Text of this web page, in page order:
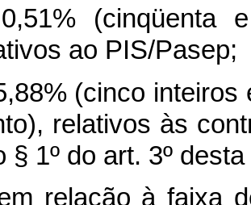
(cinqüenta
ao PIS/Pasep;
(cinco inteiros
relativos às
§ 1º do art. 3º
relação à faixa